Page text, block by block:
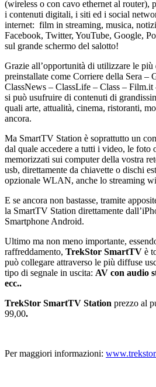
(wireless o con cavo ethernet al router),
i contenuti digitali, i siti ed i social
internet: film in streaming, musica,
Facebook, Twitter, YouTube, Google,
sul grande schermo del salotto!
Grazie all’opportunità di utilizzare le
preinstallate come Corriere della Sera –
ClassNews – ClassLife – Class –
si può usufruire di contenuti di
quali arte, attualità, cinema, ristoranti,
ancora.
Ma SmartTV Station è soprattutto un
dal quale accedere a tutti i video, le foto
memorizzati sui computer della vostra
usb, direttamente da chiavette o dischi
opzionale WLAN, anche lo streaming
E se ancora non bastasse, tramite
la SmartTV Station direttamente
Smartphone Android.
Ultimo ma non meno importante,
raffreddamento, TrekStor SmartTV è
può collegare attraverso le più diffuse
tipo di segnale in uscita: AV con audio
ecc..
TrekStor SmartTV Station prezzo al
99,00.
Per maggiori informazioni: